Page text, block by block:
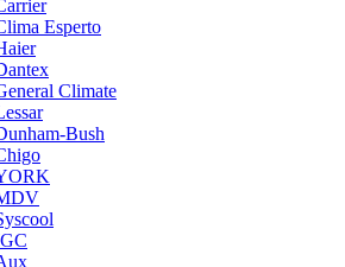
Esperto
Climate
Bush